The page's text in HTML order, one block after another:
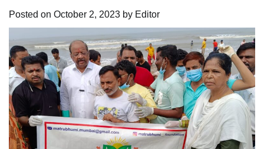
Posted on October 2, 2023 by Editor